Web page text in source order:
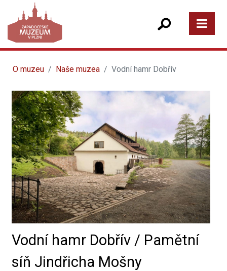
O muzeu Naše muzea Vodní hamr Dobřív
Vodní hamr Dobřív / Pamětní
síň Jindřicha Mošny